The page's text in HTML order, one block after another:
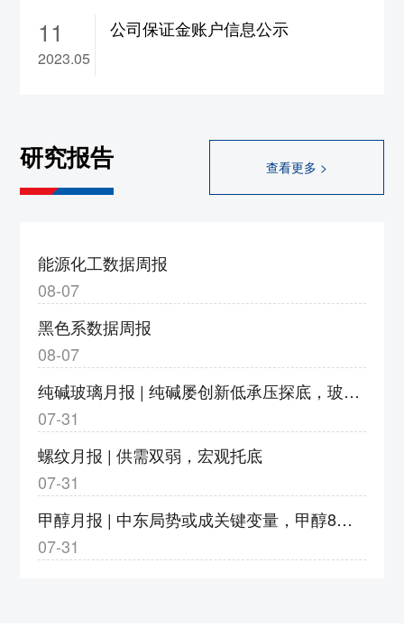
大连
1、rr/cs2609合约保证金调整为13%，
约保证金调整为17%，
为18%，jm/j2609合约保证金调整为19%
3、v2609合约保证金调整为18%，涨跌停板
幅度调整为9%
幅度调整为8%
5、eb2609合约保证金调整为20%，涨跌停板
幅度调整为11%
6、eg2609合约保证金调整为20%，涨跌停板
幅度调整为11%
7、pg2609合约保证金调整为23%，涨跌停板
整为18%，涨跌停板幅度调整为9%
8、pp2609合约保证金调整为18%，涨跌停板
11
2023.05
公司保证金账户信息公示
研究报告 查看更多 >
能源化工数据周报
08-07
黑色系数据周报
08-07
纯碱玻璃月报 | 纯碱屡创新低承压探底，玻璃亏损加剧静待转机
07-31
螺纹月报 | 供需双弱，宏观托底
07-31
甲醇月报 | 中东局势或成关键变量，甲醇8月或以宽幅震荡运行
07-31